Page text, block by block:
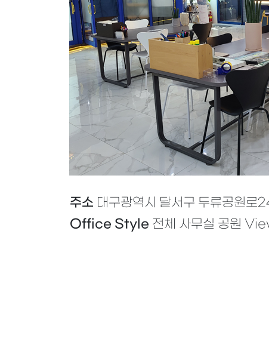
주소 대구광역시 달서구 두류공원로
Office Style 전체 사무실 공원